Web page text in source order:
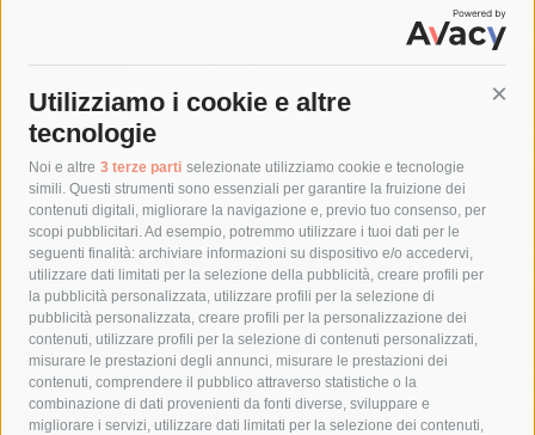
Utilizziamo i cookie e altre
tecnologie
Noi e altre 3 terze parti selezionate utilizziamo cookie e tecnologie
simili. Questi strumenti sono essenziali per garantire la fruizione dei
contenuti digitali, migliorare la navigazione e, previo tuo consenso, per
scopi pubblicitari. Ad esempio, potremmo utilizzare i tuoi dati per le
seguenti finalità: archiviare informazioni su dispositivo e/o accedervi,
utilizzare dati limitati per la selezione della pubblicità, creare profili per
la pubblicità personalizzata, utilizzare profili per la selezione di
pubblicità personalizzata, creare profili per la personalizzazione dei
contenuti, utilizzare profili per la selezione di contenuti personalizzati,
misurare le prestazioni degli annunci, misurare le prestazioni dei
contenuti, comprendere il pubblico attraverso statistiche o la
combinazione di dati provenienti da fonti diverse, sviluppare e
migliorare i servizi, utilizzare dati limitati per la selezione dei contenuti,
Domani e sabato interrotta la linea Eav
Napoli-Sorrento
Tag
acqua allerta meteo
anas
area marina protetta di punta campanella
arresto
Asl Napoli 3 sud
capitaneria di porto capri
carabinieri
castellammare di stabia
circumvesuviana
comune di sorrento
concerto
contagi
costiera amalfitana
covid-19 eav
elezioni